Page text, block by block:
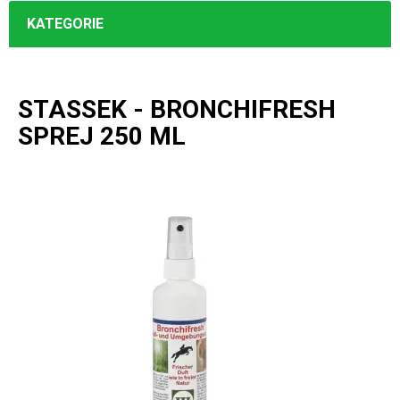
KATEGORIE
STASSEK - BRONCHIFRESH
SPREJ 250 ML